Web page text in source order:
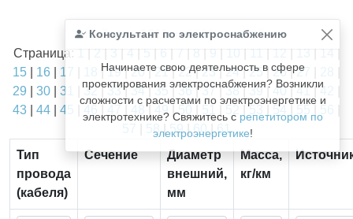
Консультант по электроснабжению
Начинаете свою деятельность в сфере
проектирования электроснабжения? Возникли
сложности с расчетами по электроэнергетике и
электротехнике? Свяжитесь с репетитором по
электроэнергетике!
Найдено1811из1811записей.
Страница: 1 | 2 | 3 | 4 | 5 | 6 | 7 | 8 | 9 | 10 | 11 | 12 | 13 | 14 |
15
16 17 |19|20|21|22|23|24|25 |26|27
29
30 31 |32|33|34|35 |36|37|38|39| 40|41|42
43
44 45 | 49 |50 |53 54
58|59|60|61
Тип
провода
(кабеля)
Сечение
Диаметр
внешний,
мм
Масса,
кг/км